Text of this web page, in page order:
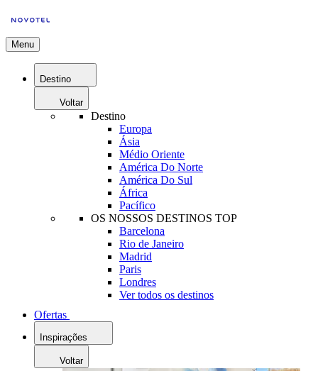
Menu
Destino
Voltar
Destino
Europa
Ásia
Médio Oriente
América Do Norte
América Do Sul
África
Pacífico
OS NOSSOS DESTINOS TOP
Barcelona
Rio de Janeiro
Madrid
Paris
Londres
Ver todos os destinos
Ofertas
Inspirações
Voltar